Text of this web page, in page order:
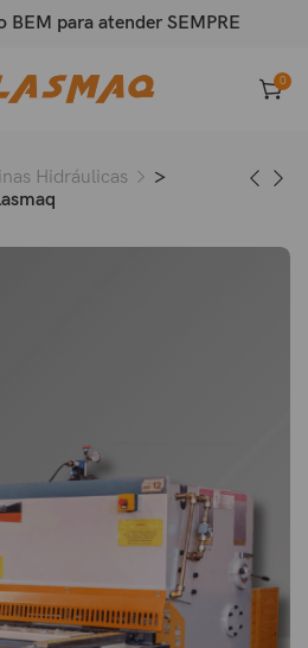
BEM para atender SEMPRE
0
Hidráulicas
>